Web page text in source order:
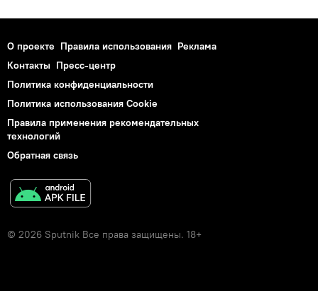
О проекте Правила использования Реклама
Контакты Пресс-центр
Политика конфиденциальности
Политика использования Cookie
Правила применения рекомендательных
технологий
Обратная связь
© 2026 Sputnik Все права защищены. 18+